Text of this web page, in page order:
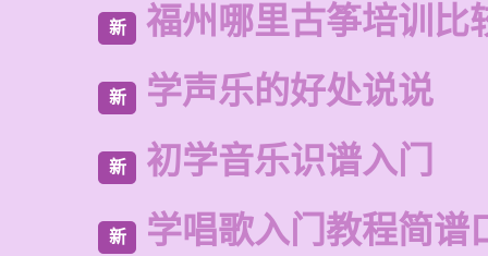
新 福州哪里古筝培训比
新 学声乐的好处说说
新 初学音乐识谱入门
新 学唱歌入门教程简谱